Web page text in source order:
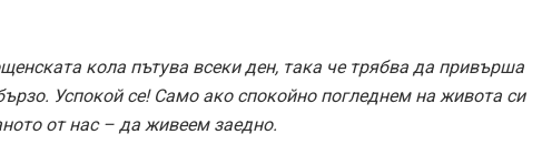
кола пътува всеки ден, така че трябва да привърша
Успокой се! Само ако спокойно погледнем на живота си
от нас – да живеем заедно.